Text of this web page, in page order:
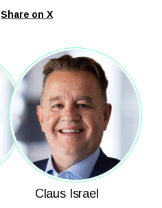
Share on X
Claus Israel